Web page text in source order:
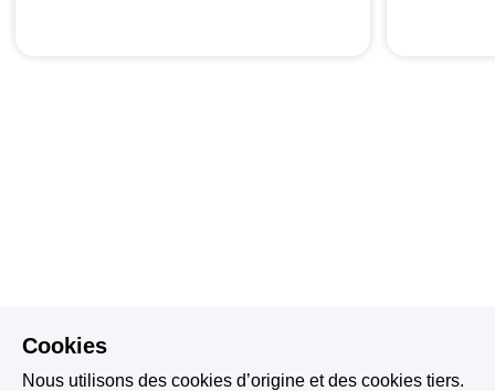
Cookies
Nous utilisons des cookies d’origine et des cookies tiers.